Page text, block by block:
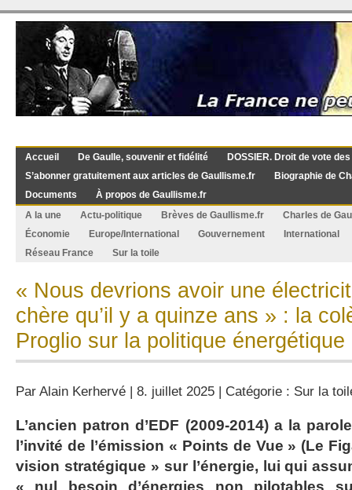
Accueil De Gaulle, souvenir et fidélité
DOSSIER. Droit de vote
S’abonner gratuitement aux articles de Gaullisme.fr
Biographie de
Documents
À propos de Gaullisme.fr
A la une
Actu-politique Brèves de Gaullisme.fr
Charles de
Économie
Europe/International Gouvernement
International
Réseau France
Sur la toile
« Nous devrions avoir une
chère qu’il y a quinze ans » : la
Proglio sur la politique énergétique
Par Alain Kerhervé | 8. juillet 2025 | Catégorie : Sur la
L’ancien patron d’EDF (2009-2014) a la
l’invité de l’émission « Points de Vue » (Le
vision stratégique » sur l’énergie, lui qui
« nul besoin d’énergies non pilotables